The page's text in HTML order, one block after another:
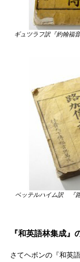
ギュツラフ訳『約翰福
ベッテルハイム訳 『
『和英語林集成』
さてヘボンの『和英